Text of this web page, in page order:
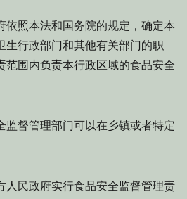
照本法和国务院的规定，确定本
生行政部门和其他有关部门的职
范围内负责本行政区域的食品安全
督管理部门可以在乡镇或者特定
民政府实行食品安全监督管理责